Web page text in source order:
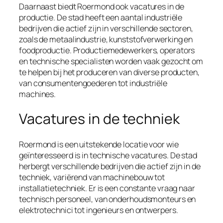
Daarnaast biedt Roermond ook vacatures in de
productie. De stad heeft een aantal industriële
bedrijven die actief zijn in verschillende sectoren,
zoals de metaalindustrie, kunststofverwerking en
foodproductie. Productiemedewerkers, operators
en technische specialisten worden vaak gezocht om
te helpen bij het produceren van diverse producten,
van consumentengoederen tot industriële
machines.
Vacatures in de techniek
Roermond is een uitstekende locatie voor wie
geïnteresseerd is in technische vacatures. De stad
herbergt verschillende bedrijven die actief zijn in de
techniek, variërend van machinebouw tot
installatietechniek. Er is een constante vraag naar
technisch personeel, van onderhoudsmonteurs en
elektrotechnici tot ingenieurs en ontwerpers.